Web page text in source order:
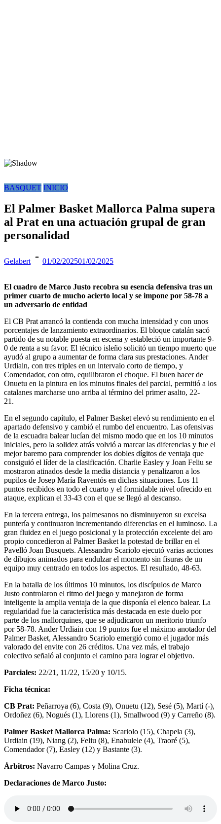
BASQUET INICIO
El Palmer Basket Mallorca Palma supera
al Prat en una actuación grupal de gran
personalidad
Gelabert 01/02/202501/02/2025
El cuadro de Marco Justo recobra su esencia defensiva tras un
primer cuarto de mucho acierto local y se impone por 58-78 a
un adversario de entidad
El CB Prat arrancó la contienda con mucha intensidad y con unos
porcentajes de lanzamiento extraordinarios. El bloque catalán sacó
partido de su notable puesta en escena y estableció un importante 9-
0 de renta a su favor. El técnico isleño solicitó un tiempo muerto que
ayudó al grupo a aumentar de forma clara sus prestaciones. Ander
Urdiain, con tres triples en un intervalo corto de tiempo, y
Comendador, con otro, equilibraron el choque. El buen hacer de
Onuetu en la pintura en los minutos finales del parcial, permitió a los
catalanes marcharse uno arriba al término del primer asalto, 22-
21.
En el segundo capítulo, el Palmer Basket elevó su rendimiento en el
apartado defensivo y cambió el rumbo del encuentro. Las ofensivas
de la escuadra balear lucían del mismo modo que en los 10 minutos
iniciales, pero la solidez atrás volvió a marcar las diferencias y fue el
mejor baremo para comprender los dobles dígitos de ventaja que
consiguió el líder de la clasificación. Charlie Easley y Joan Feliu se
mostraron atinados desde la media distancia y penalizaron a los
pupilos de Josep María Raventós en dichas situaciones. Los 11
puntos recibidos en todo el cuarto y el formidable nivel ofrecido en
ataque, explican el 33-43 con el que se llegó al descanso.
En la tercera entrega, los palmesanos no disminuyeron su excelsa
puntería y continuaron incrementando diferencias en el luminoso. La
gran fluidez en el juego posicional y la protección excelente del aro
propio concedieron al Palmer Basket la potestad de brillar en el
Pavelló Joan Busquets. Alessandro Scariolo ejecutó varias acciones
de dibujos animados para endulzar el momento sin fisuras de un
equipo muy centrado en todos los aspectos. El resultado, 48-63.
En la batalla de los últimos 10 minutos, los discípulos de Marco
Justo controlaron el ritmo del juego y manejaron de forma
inteligente la amplia ventaja de la que disponía el elenco balear. La
regularidad fue la característica más destacada en este duelo por
parte de los mallorquines, que se adjudicaron un meritorio triunfo
por 58-78. Ander Urdiain con 19 puntos fue el máximo anotador del
Palmer Basket, Alessandro Scariolo emergió como el jugador más
valorado del envite con 26 créditos. Una vez más, el trabajo
colectivo señaló al conjunto el camino para lograr el objetivo.
Parciales: 22/21, 11/22, 15/20 y 10/15.
Ficha técnica:
CB Prat: Peñarroya (6), Costa (9), Onuetu (12), Sesé (5), Martí (-),
Ordoñez (6), Nogués (1), Llorens (1), Smallwood (9) y Carreño (8).
Palmer Basket Mallorca Palma: Scariolo (15), Chapela (3),
Urdiain (19), Niang (2), Feliu (8), Enabulele (4), Traoré (5),
Comendador (7), Easley (12) y Bastante (3).
Árbitros: Navarro Campas y Molina Cruz.
Declaraciones de Marco Justo: